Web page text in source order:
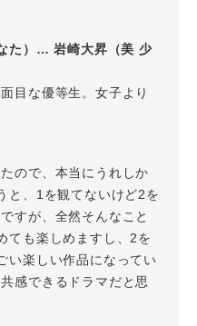
た）… 岩崎大昇（美 少
目な優等生。女子より
ので、本当にうれしか
と、1を観てないけど2を
すが、全然そんなこと
も楽しめますし、2を
い楽しい作品になってい
感できるドラマだと思